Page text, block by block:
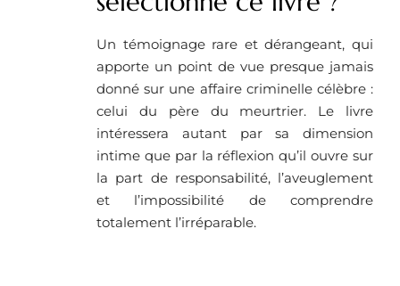
Un témoignage rare et dérangeant, qui
apporte un point de vue presque jamais
donné sur une affaire criminelle célèbre :
celui du père du meurtrier. Le livre
intéressera autant par sa dimension
intime que par la réflexion qu’il ouvre sur
la part de responsabilité, l’aveuglement
et l’impossibilité de comprendre
totalement l’irréparable.